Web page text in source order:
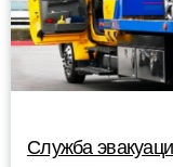
Служба